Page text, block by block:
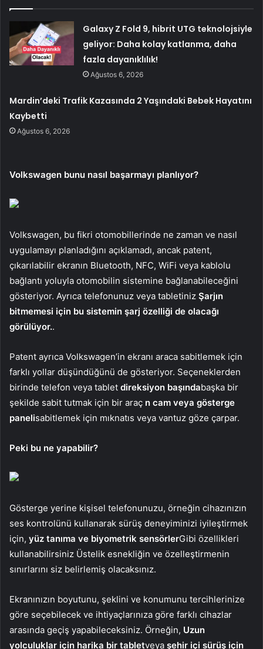
Galaxy Z Fold 9, hibrit UTG teknolojsiyle
geliyor: Daha kolay katlanma, daha
fazla dayanıklılık!
Ağustos 6, 2026
Mardin’deki Trafik Kazasında 2 Yaşındaki Bebek Hayatını
Kaybetti
Ağustos 6, 2026
Volkswagen bunu nasıl başarmayı planlıyor?
Volkswagen, bu fikri otomobillerinde ne zaman ve nasıl
uygulamayı planladığını açıklamadı, ancak patent,
çıkarılabilir ekranın Bluetooth, NFC, WiFi veya kablolu
bağlantı yoluyla otomobilin sistemine bağlanabileceğini
gösteriyor. Ayrıca telefonunuz veya tabletiniz Şarjın
bitmemesi için bu sistemin şarj özelliği de olacağı
görülüyor..
Patent ayrıca Volkswagen’in ekranı araca sabitlemek için
farklı yollar düşündüğünü de gösteriyor. Seçeneklerden
birinde telefon veya tablet direksiyon başındabaşka bir
şekilde sabit tutmak için bir araç n cam veya gösterge
panelisabitlemek için mıknatıs veya vantuz göze çarpar.
Peki bu ne yapabilir?
Gösterge yerine kişisel telefonunuzu, örneğin cihazınızın
ses kontrolünü kullanarak sürüş deneyiminizi iyileştirmek
için, yüz tanıma ve biyometrik sensörlerGibi özellikleri
kullanabilirsiniz Üstelik esnekliğin ve özelleştirmenin
sınırlarını siz belirlemiş olacaksınız.
Ekranınızın boyutunu, şeklini ve konumunu tercihlerinize
göre seçebilecek ve ihtiyaçlarınıza göre farklı cihazlar
arasında geçiş yapabileceksiniz. Örneğin, Uzun
yolculuklar için harika bir tabletveya şehir içi sürüş için